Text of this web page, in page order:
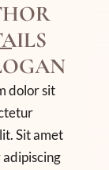
dolor sit
Sit amet